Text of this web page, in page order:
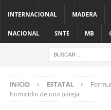
INTERNACIONAL MADERA
NACIONAL SNTE MB
INICIO ESTATAL
homicidio de una pareja